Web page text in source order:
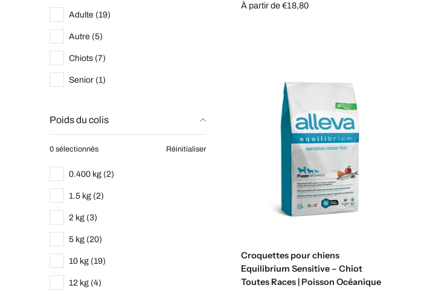
Adulte (19)
Autre (5)
Chiots (7)
Senior (1)
Poids du colis
0 sélectionnés Réinitialiser
0.400 kg (2)
1.5 kg (2)
2 kg (3)
5 kg (20)
10 kg (19)
12 kg (4)
À partir de €18,80
Croquettes pour chiens
Equilibrium Sensitive – Chiot
Toutes Races | Poisson Océanique